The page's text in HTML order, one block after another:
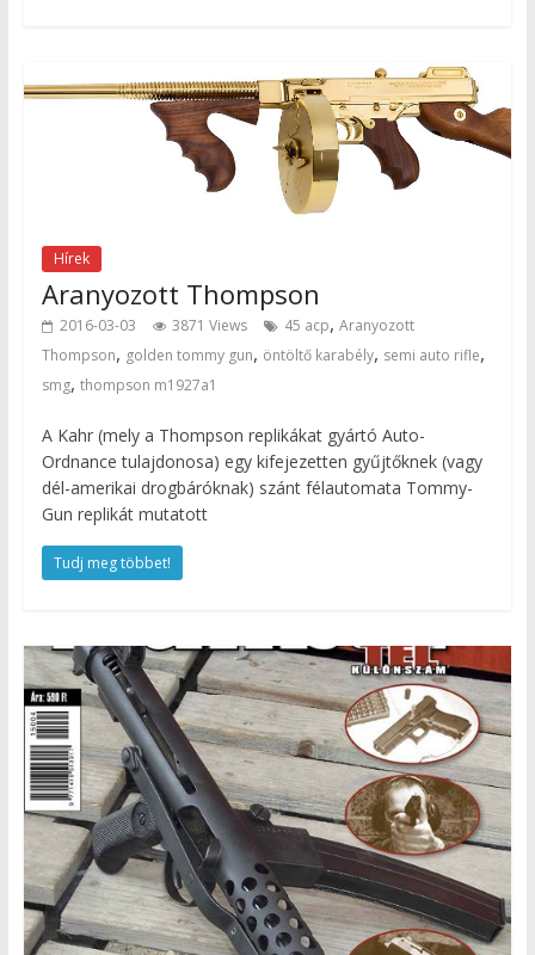
Hírek
Aranyozott Thompson
2016-03-03 3871 Views 45 acp, Aranyozott
Thompson, golden tommy gun, öntöltő karabély, semi auto rifle,
smg, thompson m1927a1
A Kahr (mely a Thompson replikákat gyártó Auto-
Ordnance tulajdonosa) egy kifejezetten gyűjtőknek (vagy
dél-amerikai drogbáróknak) szánt félautomata Tommy-
Gun replikát mutatott
Tudj meg többet!